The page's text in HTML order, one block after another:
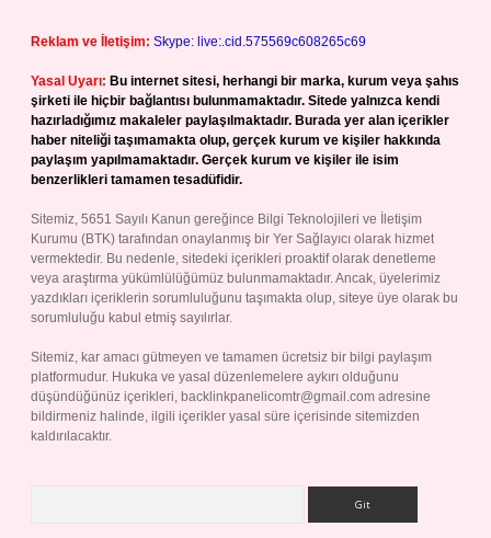
Reklam ve İletişim: Skype: live:.cid.575569c608265c69
Yasal Uyarı: Bu internet sitesi, herhangi bir marka, kurum veya şahıs
şirketi ile hiçbir bağlantısı bulunmamaktadır. Sitede yalnızca kendi
hazırladığımız makaleler paylaşılmaktadır. Burada yer alan içerikler
haber niteliği taşımamakta olup, gerçek kurum ve kişiler hakkında
paylaşım yapılmamaktadır. Gerçek kurum ve kişiler ile isim
benzerlikleri tamamen tesadüfidir.
Sitemiz, 5651 Sayılı Kanun gereğince Bilgi Teknolojileri ve İletişim
Kurumu (BTK) tarafından onaylanmış bir Yer Sağlayıcı olarak hizmet
vermektedir. Bu nedenle, sitedeki içerikleri proaktif olarak denetleme
veya araştırma yükümlülüğümüz bulunmamaktadır. Ancak, üyelerimiz
yazdıkları içeriklerin sorumluluğunu taşımakta olup, siteye üye olarak bu
sorumluluğu kabul etmiş sayılırlar.
Sitemiz, kar amacı gütmeyen ve tamamen ücretsiz bir bilgi paylaşım
platformudur. Hukuka ve yasal düzenlemelere aykırı olduğunu
düşündüğünüz içerikleri, backlinkpanelicomtr@gmail.com adresine
bildirmeniz halinde, ilgili içerikler yasal süre içerisinde sitemizden
kaldırılacaktır.